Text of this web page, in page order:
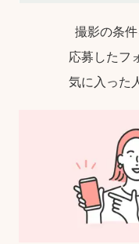
撮影の条
応募したフ
気に入った